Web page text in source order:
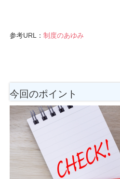
参考URL： 制度のあゆみ
今回のポイント